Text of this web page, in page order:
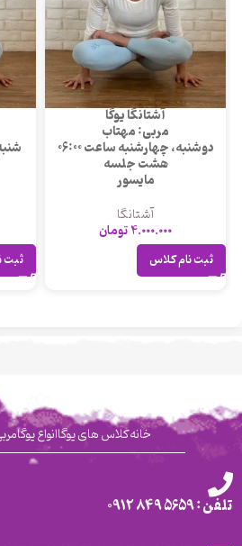
آشتانگا یوگا
مربی: مهتاب
دوشنبه، چهارشنبه ساعت 06:00
هشت جلسه
مایسور
آشتانگا
4.000.000تومان
ثبت نام کلاس ثبت
خانهکلاس های یوگاانواع یوگا
تلفن : 5659 849 0912